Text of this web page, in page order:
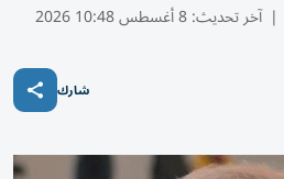
| آخر تحديث:8 أغسطس 10:48 2026
شارك